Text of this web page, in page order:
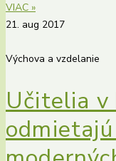
VIAC »
21. aug 2017
Výchova a vzdelanie
Učitelia v